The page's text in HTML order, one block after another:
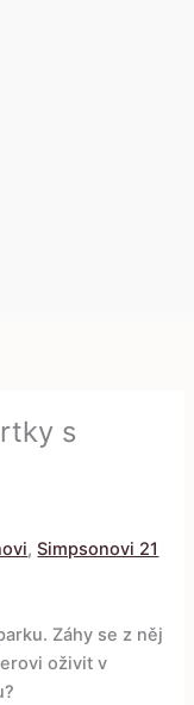
s
,Simpsonovi 21
Záhy se z něj
oživit v